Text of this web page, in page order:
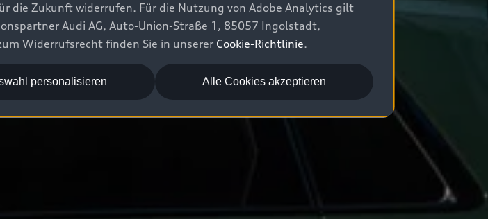
die Zukunft widerrufen. Für die Nutzung von Adobe Analytics gilt
Audi AG, Auto-Union-Straße 1, 85057 Ingolstadt,
Widerrufsrecht finden Sie in unserer Cookie-Richtlinie.
Alle Cookies akzeptieren
personalisieren